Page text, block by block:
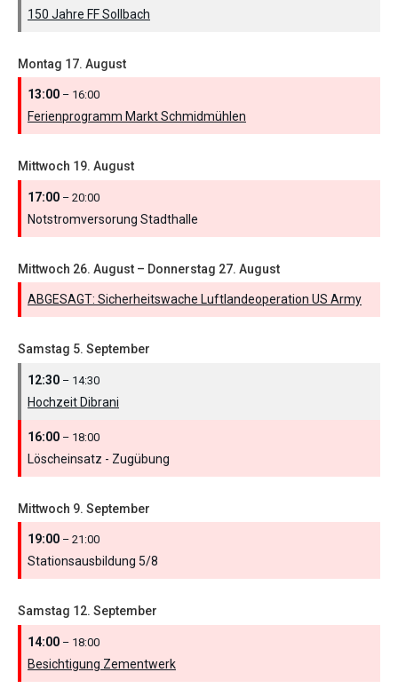
150 Jahre FF Sollbach
Montag 17. August
13:00 – 16:00
Ferienprogramm Markt Schmidmühlen
Mittwoch 19. August
17:00 – 20:00
Notstromversorung Stadthalle
Mittwoch 26. August – Donnerstag 27. August
ABGESAGT: Sicherheitswache Luftlandeoperation US Army
Samstag 5. September
12:30 – 14:30
Hochzeit Dibrani
16:00 – 18:00
Löscheinsatz - Zugübung
Mittwoch 9. September
19:00 – 21:00
Stationsausbildung 5/8
Samstag 12. September
14:00 – 18:00
Besichtigung Zementwerk